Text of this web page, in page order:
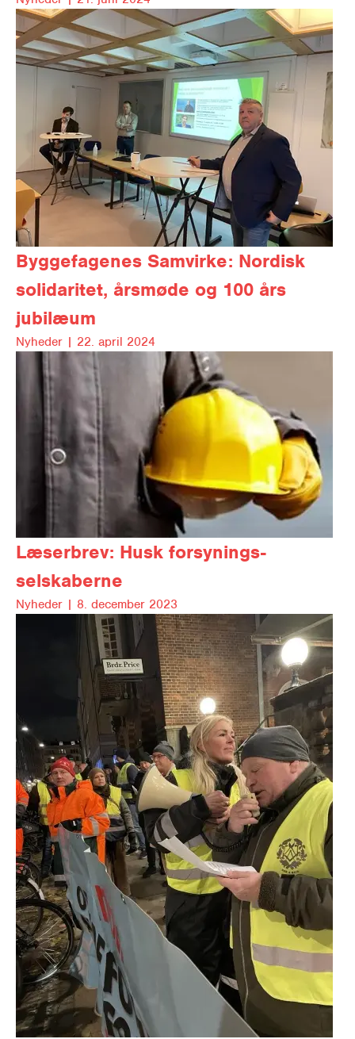
Byggefagenes Samvirke: Nordisk
solidaritet, årsmøde og 100 års
jubilæum
Nyheder | 22. april 2024
Læserbrev: Husk forsynings-
selskaberne
Nyheder | 8. december 2023